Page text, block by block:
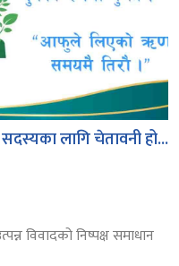
लागि चेतावनी हो...
विवादको निष्पक्ष समाधान